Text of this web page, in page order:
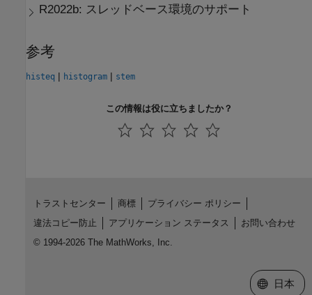
R2022b: スレッドベース環境のサポート
参考
histeq | histogram | stem
この情報は役に立ちましたか？
トラストセンター 商標
プライバシー ポリシー
違法コピー防止
アプリケーション ステータス
お問い合わせ
© 1994-2026 The MathWorks, Inc.
Web サイ
日本